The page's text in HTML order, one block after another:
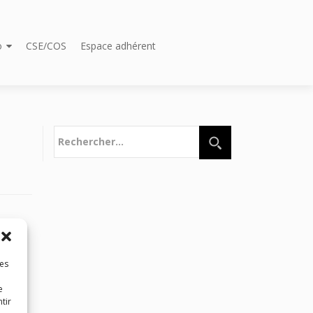
CSE/COS Espace adhérent